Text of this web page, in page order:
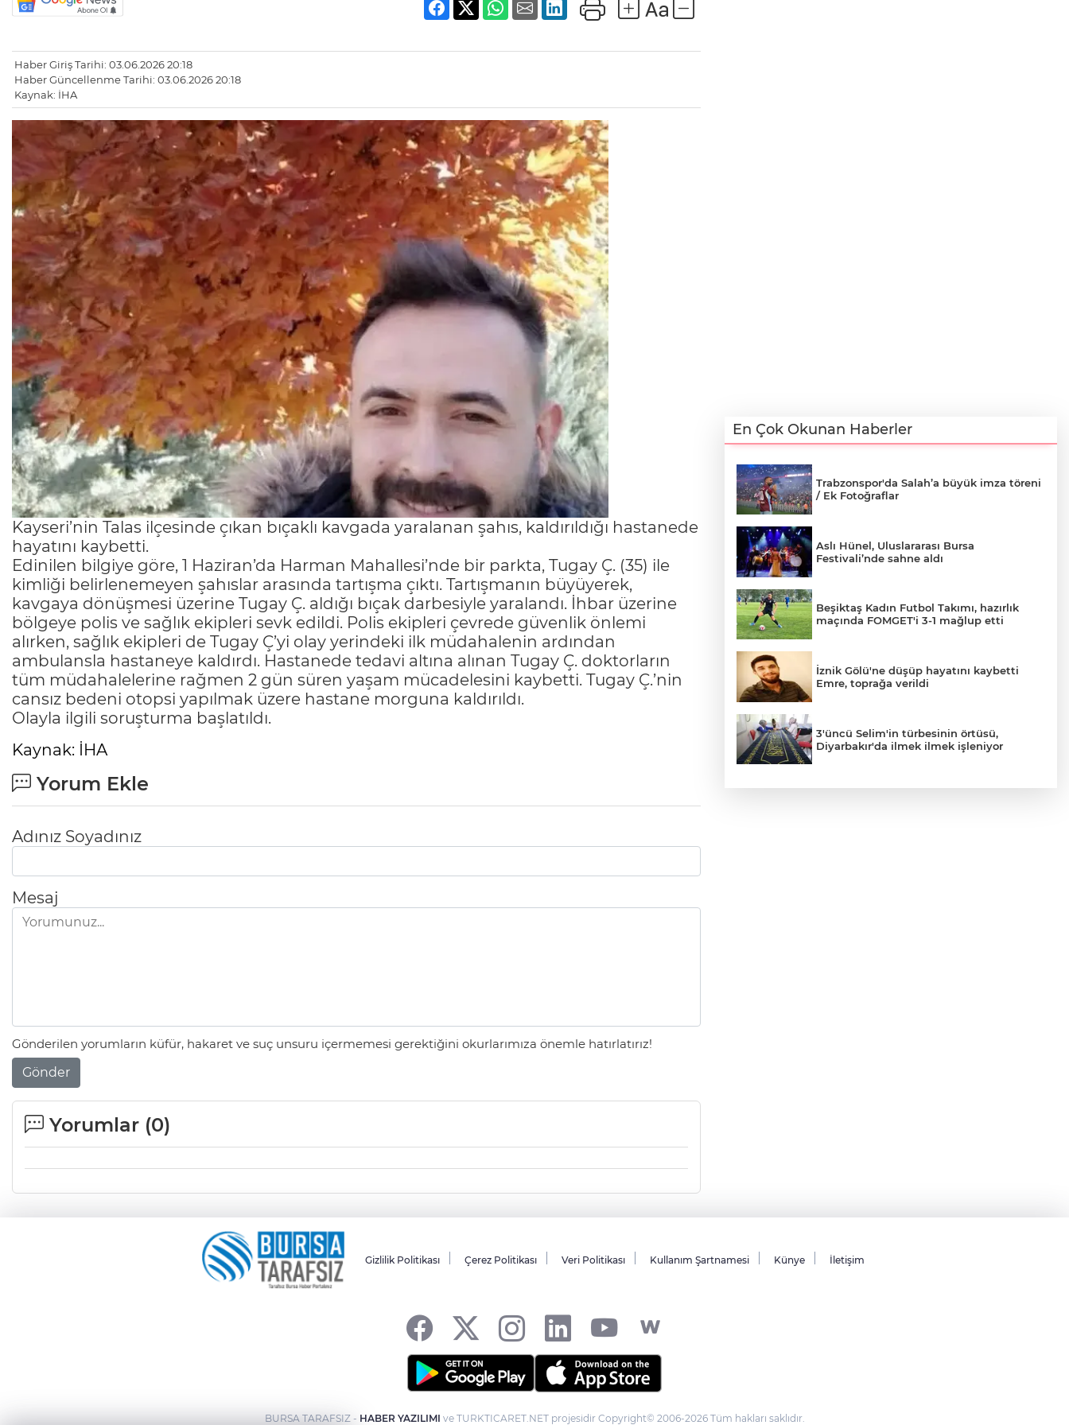
Haber Giriş Tarihi: 03.06.2026 20:18
Haber Güncellenme Tarihi: 03.06.2026 20:18
Kaynak: İHA
Kayseri’nin Talas ilçesinde çıkan bıçaklı kavgada yaralanan şahıs, kaldırıldığı hastanede
hayatını kaybetti.
Edinilen bilgiye göre, 1 Haziran’da Harman Mahallesi’nde bir parkta, Tugay Ç. (35) ile
kimliği belirlenemeyen şahıslar arasında tartışma çıktı. Tartışmanın büyüyerek,
kavgaya dönüşmesi üzerine Tugay Ç. aldığı bıçak darbesiyle yaralandı. İhbar üzerine
bölgeye polis ve sağlık ekipleri sevk edildi. Polis ekipleri çevrede güvenlik önlemi
alırken, sağlık ekipleri de Tugay Ç’yi olay yerindeki ilk müdahalenin ardından
ambulansla hastaneye kaldırdı. Hastanede tedavi altına alınan Tugay Ç. doktorların
tüm müdahalelerine rağmen 2 gün süren yaşam mücadelesini kaybetti. Tugay Ç.’nin
cansız bedeni otopsi yapılmak üzere hastane morguna kaldırıldı.
Olayla ilgili soruşturma başlatıldı.
Kaynak: İHA
Yorum Ekle
Adınız Soyadınız
Mesaj
Gönderilen yorumların küfür, hakaret ve suç unsuru içermemesi gerektiğini okurlarımıza önemle hatırlatırız!
Gönder
Yorumlar (0)
En Çok Okunan Haberler
Trabzonspor'da Salah’a büyük imza töreni
/ Ek Fotoğraflar
Aslı Hünel, Uluslararası Bursa
Festivali’nde sahne aldı
Beşiktaş Kadın Futbol Takımı, hazırlık
maçında FOMGET'i 3-1 mağlup etti
İznik Gölü'ne düşüp hayatını kaybetti
Emre, toprağa verildi
3'üncü Selim'in türbesinin örtüsü,
Diyarbakır'da ilmek ilmek işleniyor
Gizlilik Politikası Çerez Politikası Veri Politikası Kullanım Şartnamesi Künye İletişim
BURSA TARAFSIZ - HABER YAZILIMI ve TURKTICARET.NET projesidir Copyright© 2006-2026 Tüm hakları saklıdır.